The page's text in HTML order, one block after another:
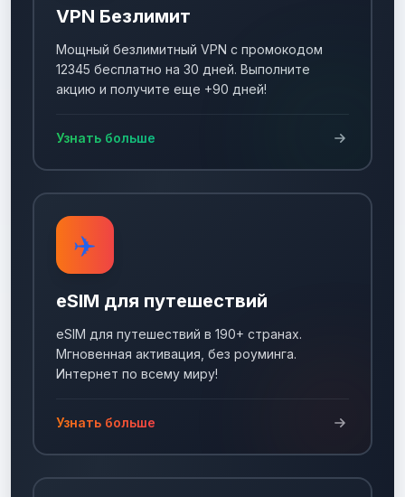
VPN Безлимит
Мощный безлимитный VPN с промокодом
12345 бесплатно на 30 дней. Выполните
акцию и получите еще +90 дней!
Узнать больше
✈️
eSIM для путешествий
eSIM для путешествий в 190+ странах.
Мгновенная активация, без роуминга.
Интернет по всему миру!
Узнать больше